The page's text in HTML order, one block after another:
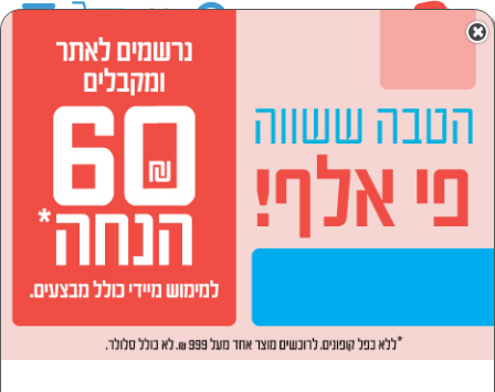
ספורט ,מחנאות וילדים
קמפינג וטיולים
בישול בשטח וערכות קפה Australia Chef
נמצאו 2 בישול שטח של מוצרי Australia Chef
מיון: הפופולרים ביותר
×